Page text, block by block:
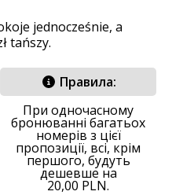
jednocześnie, a
tańszy.
Правила:
При одночасному
бронюванні багатьох
номерів з цієї
пропозиції, всі, крім
першого, будуть
дешевше на
20,00 PLN.